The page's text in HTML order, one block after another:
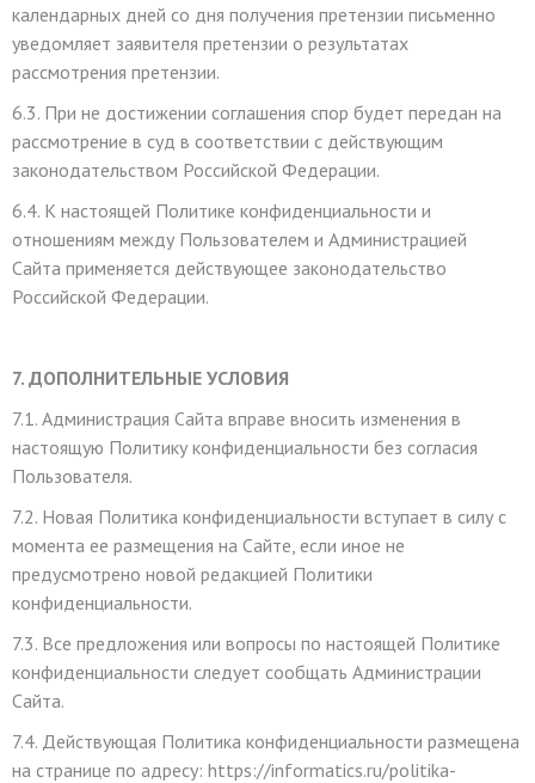
календарных дней со дня получения претензии письменно
уведомляет заявителя претензии о результатах
рассмотрения претензии.
6.3. При не достижении соглашения спор будет передан на
рассмотрение в суд в соответствии с действующим
законодательством Российской Федерации.
6.4. К настоящей Политике конфиденциальности и
отношениям между Пользователем и Администрацией
Сайта применяется действующее законодательство
Российской Федерации.
7. ДОПОЛНИТЕЛЬНЫЕ УСЛОВИЯ
7.1. Администрация Сайта вправе вносить изменения в
настоящую Политику конфиденциальности без согласия
Пользователя.
7.2. Новая Политика конфиденциальности вступает в силу с
момента ее размещения на Сайте, если иное не
предусмотрено новой редакцией Политики
конфиденциальности.
7.3. Все предложения или вопросы по настоящей Политике
конфиденциальности следует сообщать Администрации
Сайта.
7.4. Действующая Политика конфиденциальности размещена
на странице по адресу: https://informatics.ru/politika-
размер текста
размер текста
межбуквенное
межбуквенное